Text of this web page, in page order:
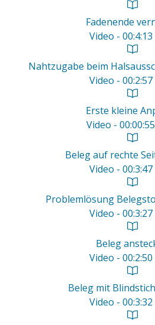
Fadenende
Video -
Nahtzugabe beim
Video -
Erste kleine
Video -
Beleg auf rechte
Video -
Problemlösung
Video -
Beleg
Video -
Beleg mit
Video -